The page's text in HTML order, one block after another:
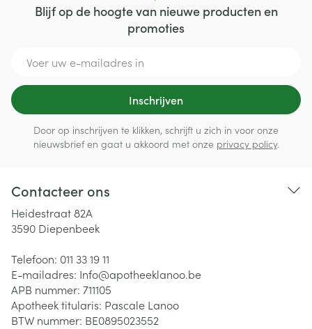
Blijf op de hoogte van nieuwe producten en
promoties
Inschrijven
Door op inschrijven te klikken, schrijft u zich in voor onze
nieuwsbrief en gaat u akkoord met onze privacy policy.
Contacteer ons
Heidestraat 82A
3590 Diepenbeek
Telefoon: 011 33 19 11
E-mailadres: Info@apotheeklanoo.be
APB nummer: 711105
Apotheek titularis: Pascale Lanoo
BTW nummer: BE0895023552